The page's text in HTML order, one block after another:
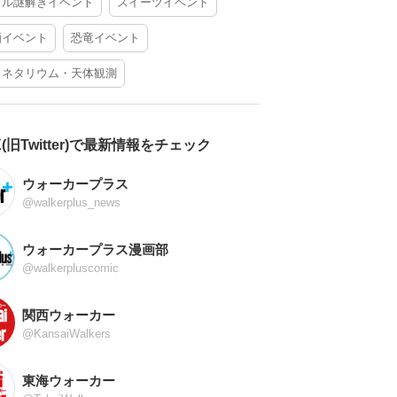
ベント 恐竜イベント
タリウム・天体観測
旧Twitter)で最新情報をチェック
ウォーカープラス
@walkerplus_news
ウォーカープラス漫画部
@walkerpluscomic
関西ウォーカー
@KansaiWalkers
東海ウォーカー